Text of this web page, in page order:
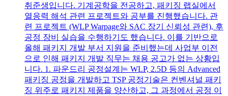
취준생입니다. 기계공학을 전공하고, 패키징 랩실에서
열응력 해석 관련 프로젝트와 공부를 진행했습니다. 관
련 프로젝트 (WLP Warpage와 SAC 장기 신뢰성 관련), 후
공정 장비 실습을 수행하기도 했습니다. 이를 기반으로
올해 패키지 개발 부서 지원을 준비했는데 사업부 이전
으로 인해 패키지 개발 직무는 채용 공고가 없는 상황입
니다. 1. 파운드리 공정설계는 WLP, 2.5D 등의 Advanced
패키징 공정을 개발하고 TSP 공정기술은 컨벤셔널 패키
징 위주로 패키지 제품을 양산하고, 그 과정에서 공정 이